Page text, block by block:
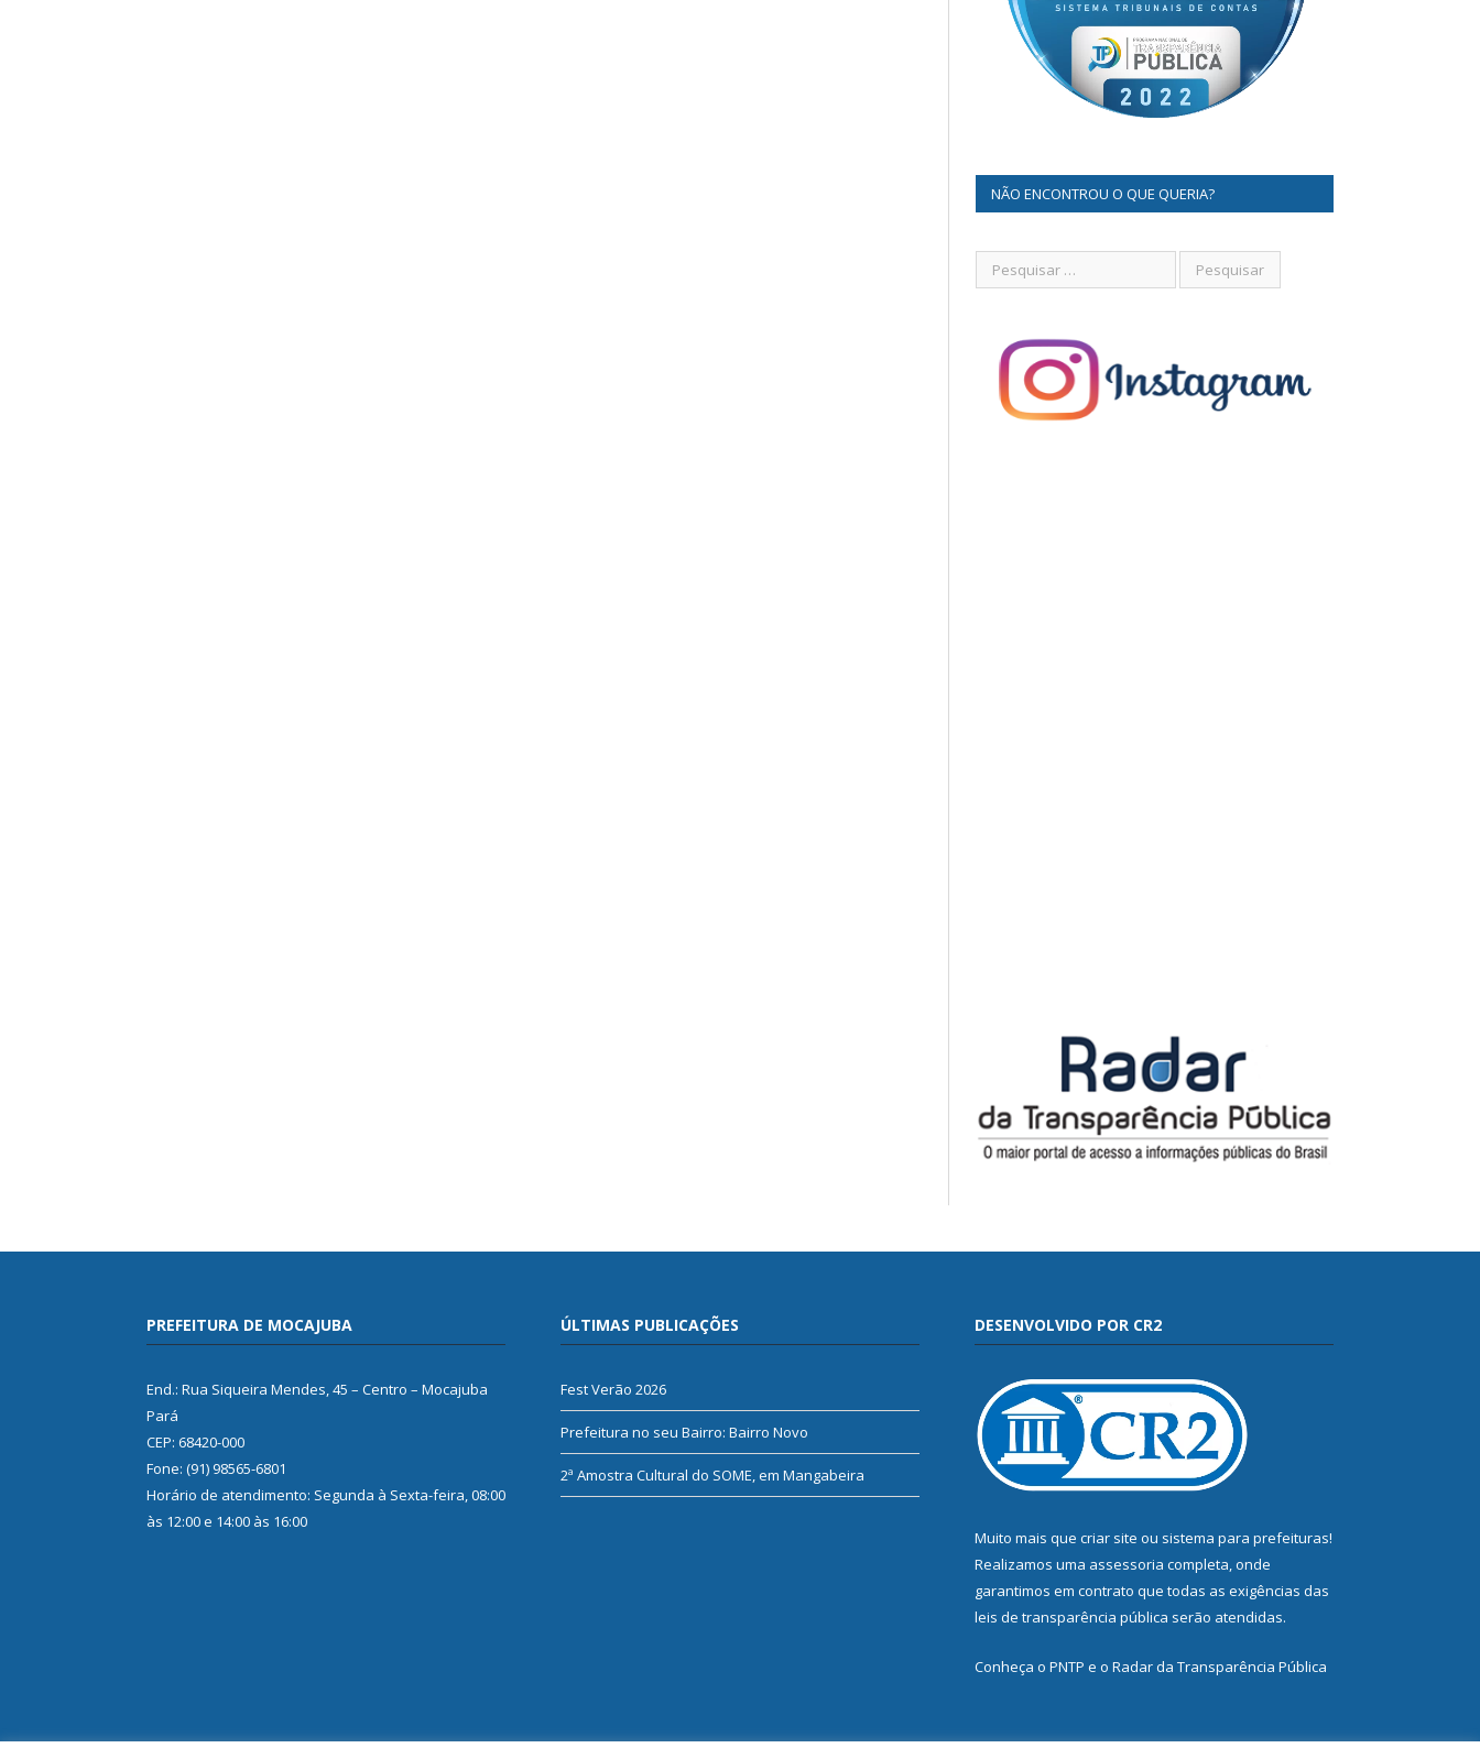
NÃO ENCONTROU O QUE QUERIA?
PREFEITURA DE MOCAJUBA
End.: Rua Siqueira Mendes, 45 – Centro – Mocajuba
Pará
CEP: 68420-000
Fone: (91) 98565-6801
Horário de atendimento: Segunda à Sexta-feira, 08:00
às 12:00 e 14:00 às 16:00
ÚLTIMAS PUBLICAÇÕES
Fest Verão 2026
Prefeitura no seu Bairro: Bairro Novo
2ª Amostra Cultural do SOME, em Mangabeira
DESENVOLVIDO POR CR2
Muito mais que criar site ou sistema para prefeituras!
Realizamos uma assessoria completa, onde
garantimos em contrato que todas as exigências das
leis de transparência pública serão atendidas.
Conheça o PNTP e o Radar da Transparência Pública